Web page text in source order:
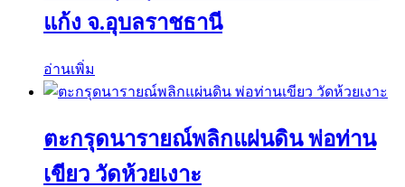
แก้ง จ.อุบลราชธานี
อ่านเพิ่ม
ตะกรุดนารายณ์พลิกแผ่นดิน พ่อท่าน
เขียว วัดห้วยเงาะ